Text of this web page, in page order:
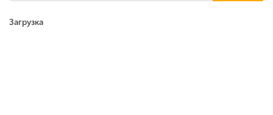
Загрузка